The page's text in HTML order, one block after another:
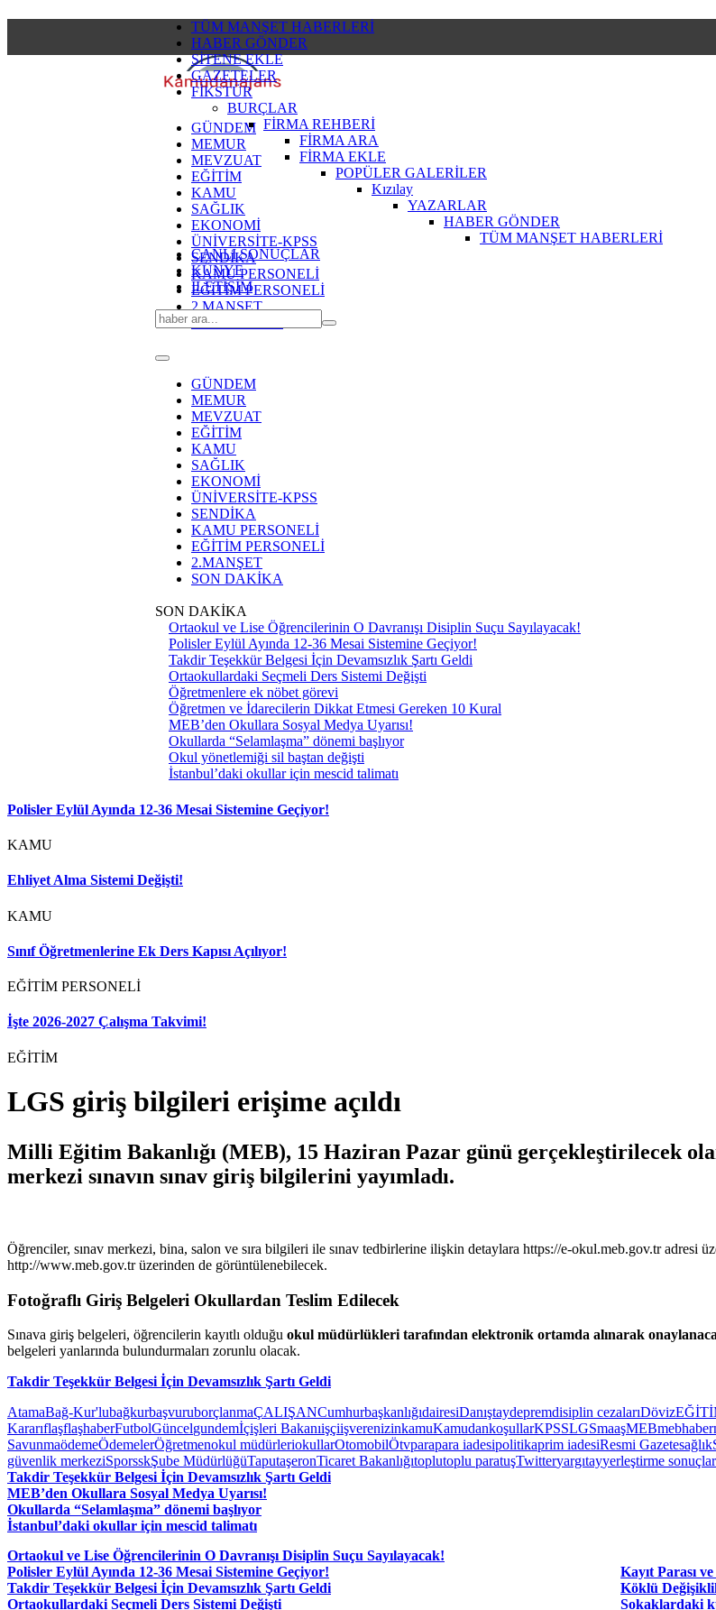
TÜM MANŞET HABERLERİ
HABER GÖNDER
SİTENE EKLE
GAZETELER
FİKSTÜR
BURÇLAR
FİRMA REHBERİ
FİRMA ARA
FİRMA EKLE
POPÜLER GALERİLER
Kızılay
YAZARLAR
HABER GÖNDER
TÜM MANŞET HABERLERİ
CANLI SONUÇLAR
KÜNYE
İLETİŞİM
GÜNDEM
MEMUR
MEVZUAT
EĞİTİM
KAMU
SAĞLIK
EKONOMİ
ÜNİVERSİTE-KPSS
SENDİKA
KAMU PERSONELİ
EĞİTİM PERSONELİ
2.MANŞET
SON DAKİKA
GÜNDEM
MEMUR
MEVZUAT
EĞİTİM
KAMU
SAĞLIK
EKONOMİ
ÜNİVERSİTE-KPSS
SENDİKA
KAMU PERSONELİ
EĞİTİM PERSONELİ
2.MANŞET
SON DAKİKA
SON DAKİKA
Ortaokul ve Lise Öğrencilerinin O Davranışı Disiplin Suçu Sayılayacak!
Polisler Eylül Ayında 12-36 Mesai Sistemine Geçiyor!
Takdir Teşekkür Belgesi İçin Devamsızlık Şartı Geldi
Ortaokullardaki Seçmeli Ders Sistemi Değişti
Öğretmenlere ek nöbet görevi
Öğretmen ve İdarecilerin Dikkat Etmesi Gereken 10 Kural
MEB’den Okullara Sosyal Medya Uyarısı!
Okullarda “Selamlaşma” dönemi başlıyor
Okul yönetlemiği sil baştan değişti
İstanbul’daki okullar için mescid talimatı
Polisler Eylül Ayında 12-36 Mesai Sistemine Geçiyor!
KAMU
Ehliyet Alma Sistemi Değişti!
KAMU
Sınıf Öğretmenlerine Ek Ders Kapısı Açılıyor!
EĞİTİM PERSONELİ
İşte 2026-2027 Çalışma Takvimi!
EĞİTİM
LGS giriş bilgileri erişime açıldı
Milli Eğitim Bakanlığı (MEB), 15 Haziran Pazar günü gerçekleştirilecek
merkezi sınavın sınav giriş bilgilerini yayımladı.
Öğrenciler, sınav merkezi, bina, salon ve sıra bilgileri ile sınav tedbirlerine ilişkin detaylara https://e-okul.meb.gov.tr adresi
http://www.meb.gov.tr üzerinden de görüntülenebilecek.
Fotoğraflı Giriş Belgeleri Okullardan Teslim Edilecek
Sınava giriş belgeleri, öğrencilerin kayıtlı olduğu okul müdürlükleri tarafından elektronik ortamda alınarak
belgeleri yanlarında bulundurmaları zorunlu olacak.
Takdir Teşekkür Belgesi İçin Devamsızlık Şartı Geldi
AtamaBağ-Kur'lubağkurbaşvuruborçlanmaÇALIŞANCumhurbaşkanlığıdairesiDanıştaydepremdisiplin cezalarıDöviz
KararıflaşflaşhaberFutbolGüncelgundemİçişleri BakanıişçiişverenizinkamuKamudankoşullarKPSSLGSmaaşMEBmebhaber
SavunmaödemeÖdemelerÖğretmenokul müdürleriokullarOtomobilÖtvparapara iadesipolitikaprim iadesiResmi Gazetesağlık
güvenlik merkeziSporsskŞube MüdürlüğüTaputaşeronTicaret Bakanlığıtoplutoplu paratuşTwitteryargıtayyerleştirme
Takdir Teşekkür Belgesi İçin Devamsızlık Şartı Geldi
MEB’den Okullara Sosyal Medya Uyarısı!
Okullarda “Selamlaşma” dönemi başlıyor
İstanbul’daki okullar için mescid talimatı
Ortaokul ve Lise Öğrencilerinin O Davranışı Disiplin Suçu Sayılayacak!
Polisler Eylül Ayında 12-36 Mesai Sistemine Geçiyor!
Takdir Teşekkür Belgesi İçin Devamsızlık Şartı Geldi
Ortaokullardaki Seçmeli Ders Sistemi Değişti
Kayıt Parası
Köklü
Sokaklardaki